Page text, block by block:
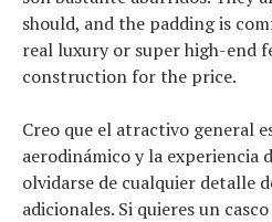
should, and the padding is
real luxury or super high-end
construction for the price.
Creo que el atractivo general
aerodinámico y la experiencia
olvidarse de cualquier detalle
adicionales. Si quieres un